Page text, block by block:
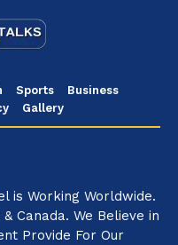
Sports
Business
Gallery
is Working Worldwide.
Canada. We Believe in
Provide For Our